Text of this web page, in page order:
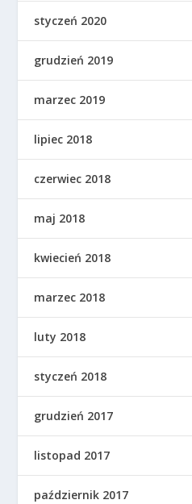
styczeń 2020
grudzień 2019
marzec 2019
lipiec 2018
czerwiec 2018
maj 2018
kwiecień 2018
marzec 2018
luty 2018
styczeń 2018
grudzień 2017
listopad 2017
październik 2017